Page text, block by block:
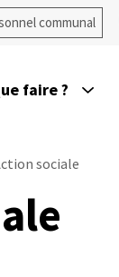
communal
faire ?
sociale